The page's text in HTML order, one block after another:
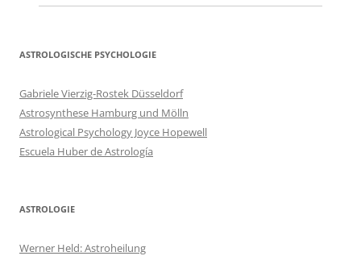
ASTROLOGISCHE PSYCHOLOGIE
Gabriele Vierzig-Rostek Düsseldorf
Astrosynthese Hamburg und Mölln
Astrological Psychology Joyce Hopewell
Escuela Huber de Astrología
ASTROLOGIE
Werner Held: Astroheilung